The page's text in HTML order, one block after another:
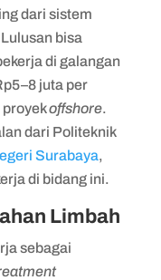
dari sistem
bisa
di galangan
juta per
proyekoffshore.
dari Politeknik
Surabaya,
di bidang ini.
Limbah
sebagai